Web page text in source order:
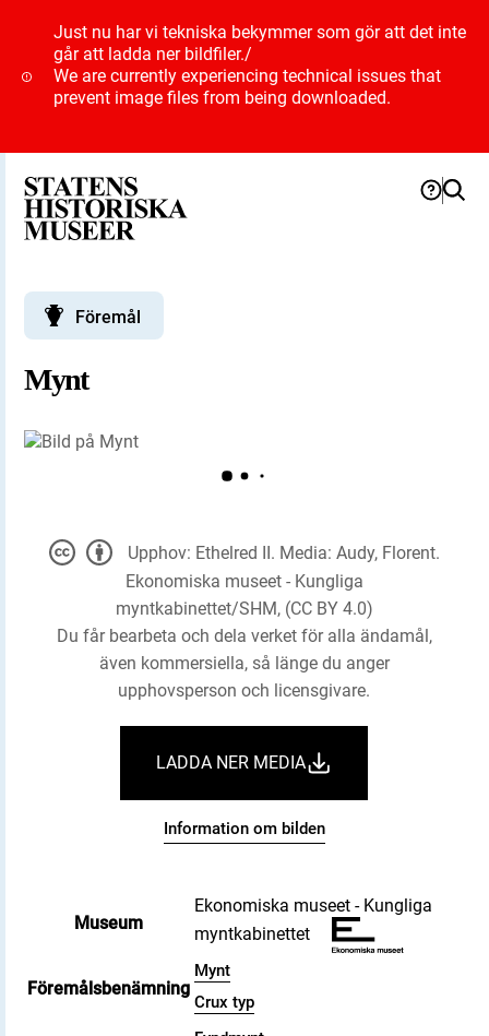
Just nu har vi tekniska bekymmer som gör att det inte
går att ladda ner bildfiler./
We are currently experiencing technical issues that
prevent image files from being downloaded.
Föremål
Mynt
Museum
Ekonomiska museet - Kungliga
myntkabinettet
Föremålsbenämning
Mynt
Crux typ
Upphov: Ethelred II. Media: Audy, Florent.
Ekonomiska museet - Kungliga
myntkabinettet/SHM, (CC BY 4.0)
Du får bearbeta och dela verket för alla ändamål,
även kommersiella, så länge du anger
upphovsperson och licensgivare.
LADDA NER MEDIA
Information om bilden